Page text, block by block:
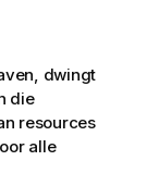
dwingt
die
resources
alle